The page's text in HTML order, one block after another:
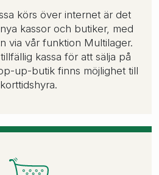
körs över internet är det
kassor och butiker, med
via vår funktion Multilager.
kassa för att sälja på
up-butik finns möjlighet till
korttidshyra.